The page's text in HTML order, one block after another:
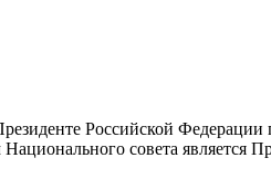
Российской
совета является